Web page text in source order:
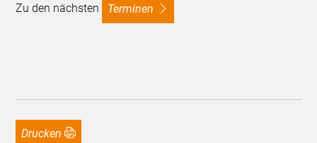
Zu den nächsten Terminen
Drucken